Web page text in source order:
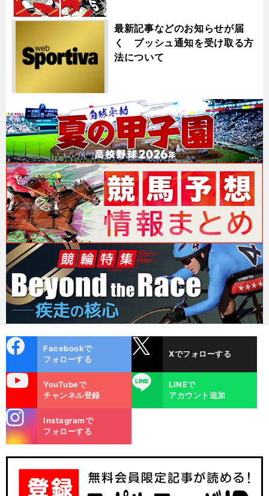
最新記事などのお知らせが届
く プッシュ通知を受け取る方
法について
ok
Facebookで
フォローする
Xでフォローする
YouTubeで
チャンネル登録
LINE
LINEで
アカウント追加
m
Instagramで
フォローする